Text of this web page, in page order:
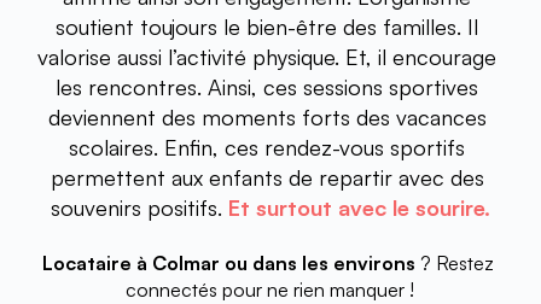
soutient toujours le bien-être des familles. Il
valorise aussi l’activité physique. Et, il encourage
les rencontres. Ainsi, ces sessions sportives
deviennent des moments forts des vacances
scolaires. Enfin, ces rendez-vous sportifs
permettent aux enfants de repartir avec des
souvenirs positifs. Et surtout avec le sourire.
Locataire à Colmar ou dans les environs ? Restez
connectés pour ne rien manquer !